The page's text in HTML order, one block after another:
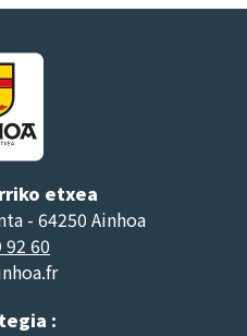
etxea
- 64250 Ainhoa
92 60
: